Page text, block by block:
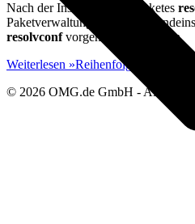
Nach der Installation des Paketes
Paketverwaltung kann die
resolvconfvorgenommen werden.
Weiterlesen »Reihenfolge der
© 2026 OMG.de GmbH - Alle